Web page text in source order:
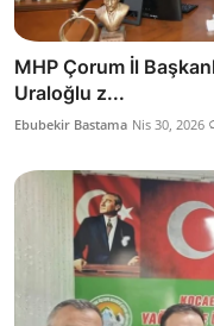
MHP Çorum İl
Uraloğlu z...
Ebubekir Bastama Nis 30, 2026